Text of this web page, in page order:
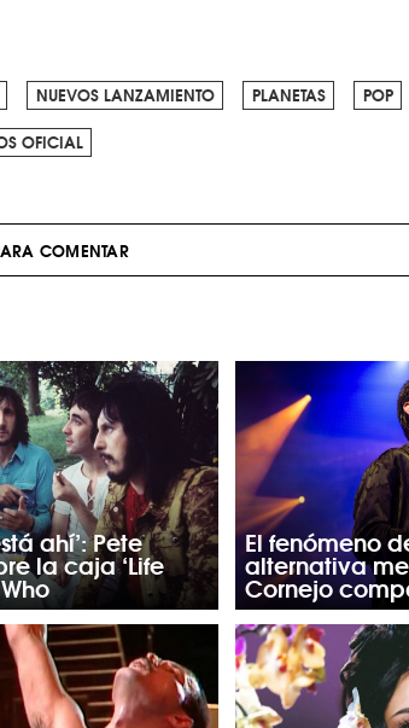
NUEVOS LANZAMIENTO PLANETAS
POP
OFICIAL
COMENTAR
ahí’: Pete
la caja ‘Life
El fenómeno
alternativa
Cornejo